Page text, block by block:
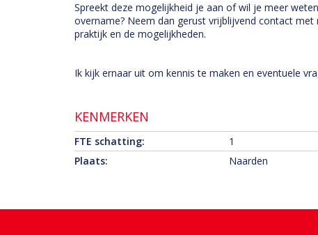
Spreekt deze mogelijkheid je aan of wil je meer
overname? Neem dan gerust vrijblijvend contact
praktijk en de mogelijkheden.
Ik kijk ernaar uit om kennis te maken en eventuele
KENMERKEN
FTE schatting:
1
Plaats:
Naarden